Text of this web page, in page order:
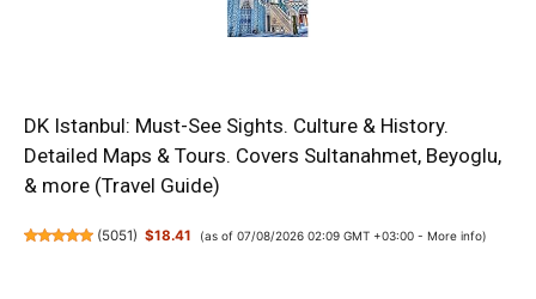
DK Istanbul: Must-See Sights. Culture & History.
Detailed Maps & Tours. Covers Sultanahmet, Beyoglu,
& more (Travel Guide)
(5051) $18.41 (as of 07/08/2026 02:09 GMT +03:00 - More info)